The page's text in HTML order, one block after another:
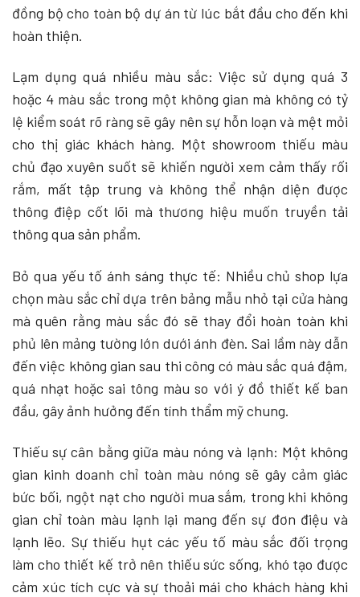
đồng bộ cho toàn bộ dự án từ lúc bắt đầu cho đến khi
hoàn thiện.
Lạm dụng quá nhiều màu sắc: Việc sử dụng quá 3
hoặc 4 màu sắc trong một không gian mà không có tỷ
lệ kiểm soát rõ ràng sẽ gây nên sự hỗn loạn và mệt mỏi
cho thị giác khách hàng. Một showroom thiếu màu
chủ đạo xuyên suốt sẽ khiến người xem cảm thấy rối
rắm, mất tập trung và không thể nhận diện được
thông điệp cốt lõi mà thương hiệu muốn truyền tải
thông qua sản phẩm.
Bỏ qua yếu tố ánh sáng thực tế: Nhiều chủ shop lựa
chọn màu sắc chỉ dựa trên bảng mẫu nhỏ tại cửa hàng
mà quên rằng màu sắc đó sẽ thay đổi hoàn toàn khi
phủ lên mảng tường lớn dưới ánh đèn. Sai lầm này dẫn
đến việc không gian sau thi công có màu sắc quá đậm,
quá nhạt hoặc sai tông màu so với ý đồ thiết kế ban
đầu, gây ảnh hưởng đến tính thẩm mỹ chung.
Thiếu sự cân bằng giữa màu nóng và lạnh: Một không
gian kinh doanh chỉ toàn màu nóng sẽ gây cảm giác
bức bối, ngột nạt cho người mua sắm, trong khi không
gian chỉ toàn màu lạnh lại mang đến sự đơn điệu và
lạnh lẽo. Sự thiếu hụt các yếu tố màu sắc đối trọng
làm cho thiết kế trở nên thiếu sức sống, khó tạo được
cảm xúc tích cực và sự thoải mái cho khách hàng khi